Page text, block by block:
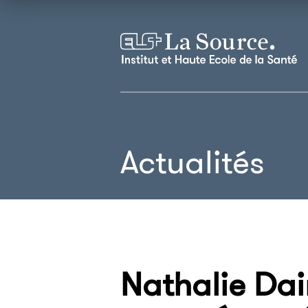
Actualités
Nathalie